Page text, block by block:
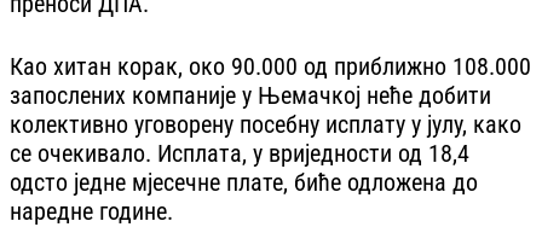
Као хитан корак, око 90.000 од приближно 108.000
запослених компаније у Њемачкој неће добити
колективно уговорену посебну исплату у јулу, како
се очекивало. Исплата, у вриједности од 18,4
одсто једне мјесечне плате, биће одложена до
наредне године.